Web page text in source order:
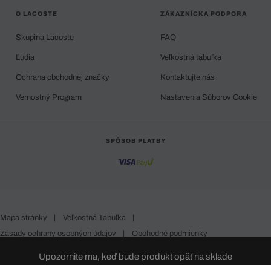
Upozornite ma, keď bude produkt opäť na sklade
O LACOSTE
Skupina Lacoste
Ľudia
Ochrana obchodnej značky
Vernostný Program
ZÁKAZNÍCKA PODPORA
FAQ
Veľkostná tabuľka
Kontaktujte nás
Nastavenia Súborov Cookie
SPÔSOB PLATBY
Mapa stránky | Veľkostná Tabuľka
|
Zásady ochrany osobných údajov
| Obchodné podmienky